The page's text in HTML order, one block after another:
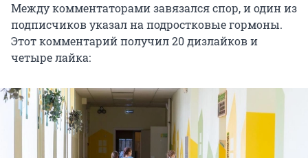
Между комментаторами завязался спор, и один из
подписчиков указал на подростковые гормоны.
Этот комментарий получил 20 дизлайков и
четыре лайка: